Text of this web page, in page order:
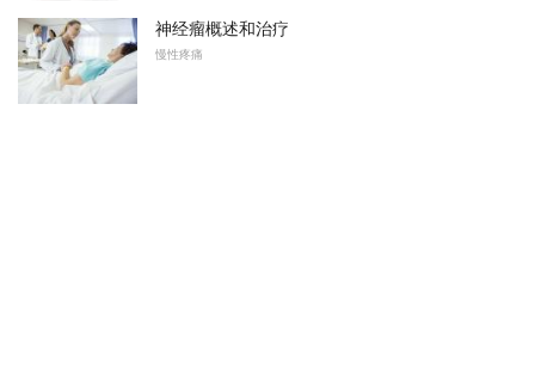
神经瘤概述和治疗
慢性疼痛